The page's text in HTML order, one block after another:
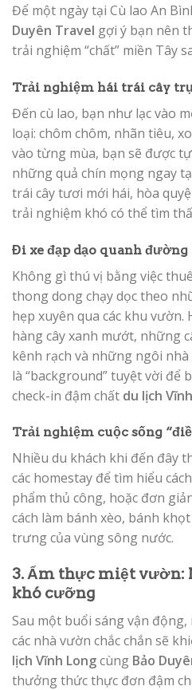
Để một ngày tại Cù lao An
Duyên Travel gợi ý bạn nên
trải nghiệm “chất” miền Tây
Trải nghiệm hái trái cây
Đến cù lao, bạn như lạc vào
loại: chôm chôm, nhãn tiêu,
vào từng mùa, bạn sẽ được
những quả chín mọng ngay
trái cây tươi mới hái, hòa
trải nghiệm khó có thể tìm
Đi xe đạp dạo quanh đường
Không gì thú vị bằng việc
thong dong chạy dọc theo
hẹp xuyên qua các khu
hàng cây xanh mướt, những
kênh rạch và những ngôi
là “background” tuyệt vời để
check-in đậm chất du lịch
Trải nghiệm cuộc sống
Nhiều du khách khi đến đây
các homestay để tìm hiểu
phẩm thủ công, hoặc đơn
cách làm bánh xèo, bánh
trưng của vùng sông nước.
3. Ẩm thực miệt vườn:
khó cưỡng
Sau một buổi sáng vận
các nhà vườn chắc chắn sẽ
lịch Vĩnh Longcùng Bảo
thưởng thức thực đơn đậm